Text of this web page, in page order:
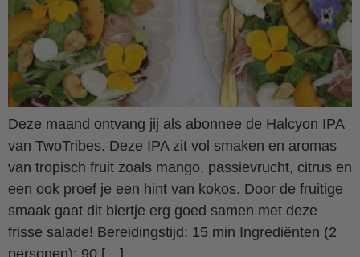
Deze maand ontvang jij als abonnee de Halcyon IPA
van TwoTribes. Deze IPA zit vol smaken en aromas
van tropisch fruit zoals mango, passievrucht, citrus en
een ook proef je een hint van kokos. Door de fruitige
smaak gaat dit biertje erg goed samen met deze
frisse salade! Bereidingstijd: 15 min Ingrediënten (2